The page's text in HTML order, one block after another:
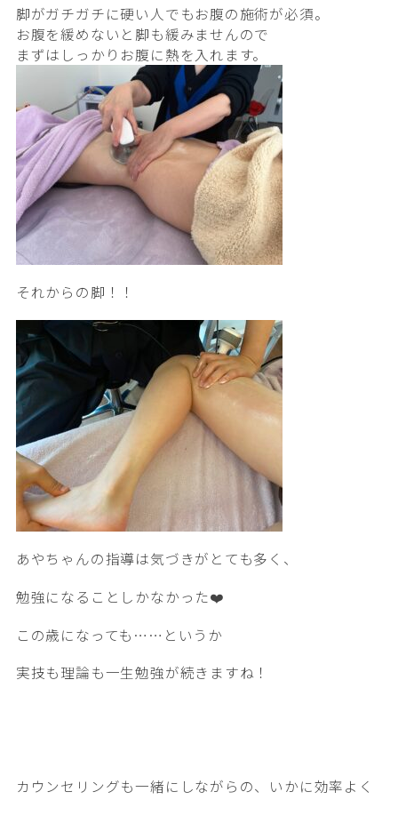
脚がガチガチに硬い人でもお腹の施術が必須。
お腹を緩めないと脚も緩みませんので
まずはしっかりお腹に熱を入れます。
それからの脚！！
あやちゃんの指導は気づきがとても多く、
勉強になることしかなかった❤️
この歳になっても……というか
実技も理論も一生勉強が続きますね！
カウンセリングも一緒にしながらの、いかに効率よく